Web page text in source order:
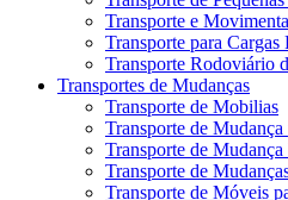
Transporte e
Transporte para Cargas
Transporte Rodoviário
Transportes de Mudanças
Transporte de Mobilias
Transporte de
Transporte de
Transporte de
Transporte de Móveis